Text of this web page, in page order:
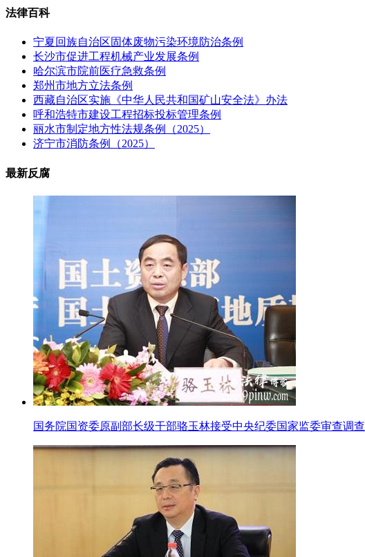
法律百科
宁夏回族自治区固体废物污染环境防治条例
长沙市促进工程机械产业发展条例
哈尔滨市院前医疗急救条例
郑州市地方立法条例
西藏自治区实施《中华人民共和国矿山安全法》办法
呼和浩特市建设工程招标投标管理条例
丽水市制定地方性法规条例（2025）
济宁市消防条例（2025）
最新反腐
国务院国资委原副部长级干部骆玉林接受中央纪委国家监委审查调查